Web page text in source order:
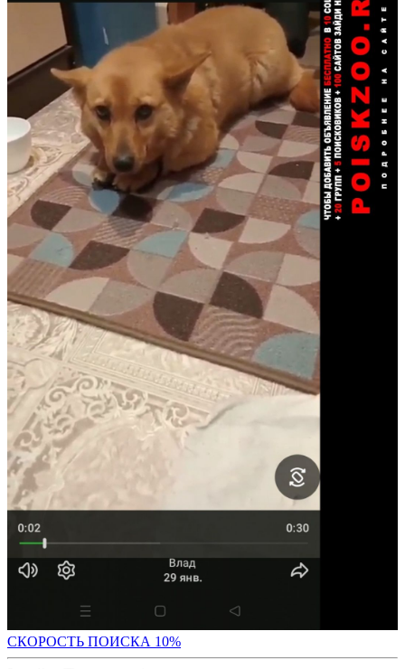
СКОРОСТЬ ПОИСКА 10%